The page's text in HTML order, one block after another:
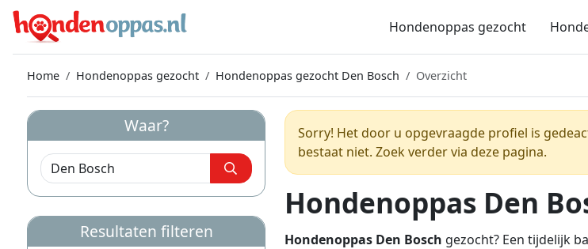
Hondenoppas gezocht
Home Hondenoppas gezocht Hondenoppas gezocht Den Bosch Overzicht
Sorry! Het door u opgevraagde profiel is
bestaat niet. Zoek verder via deze pagina.
Hondenoppas Den
Hondenoppas Den Bosch gezocht? Een tijdelijk
Waar?
Resultaten filteren